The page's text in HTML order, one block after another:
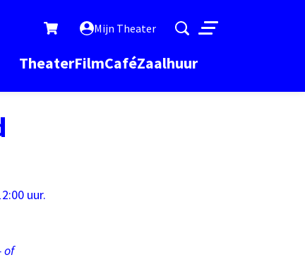
Mijn Theater
TheaterFilmCaféZaalhuur
Menu
uur.
of